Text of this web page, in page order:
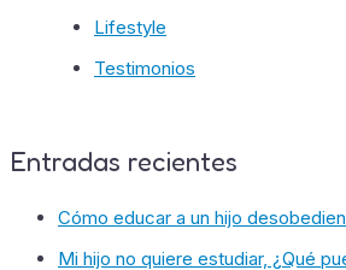
Lifestyle
Testimonios
Entradas recientes
Cómo educar a un hijo
Mi hijo no quiere estudiar, ¿Qué